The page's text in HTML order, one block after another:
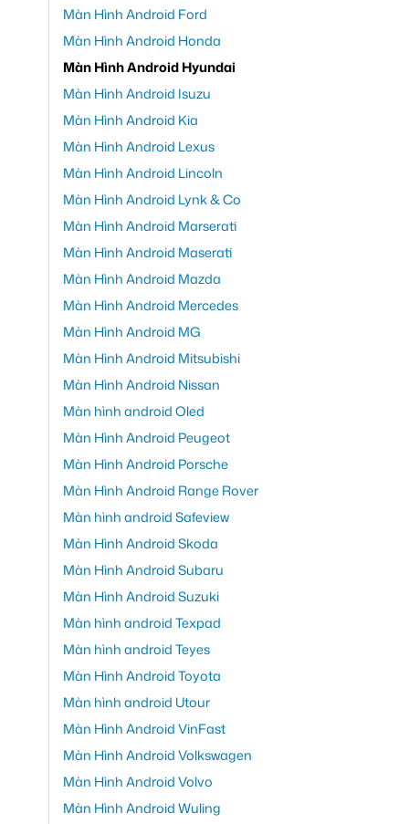
Màn Hình Android Ford
Màn Hình Android Honda
Màn Hình Android Hyundai
Màn Hình Android Isuzu
Màn Hình Android Kia
Màn Hình Android Lexus
Màn Hình Android Lincoln
Màn Hình Android Lynk & Co
Màn Hình Android Marserati
Màn Hình Android Maserati
Màn Hình Android Mazda
Màn Hình Android Mercedes
Màn Hình Android MG
Màn Hình Android Mitsubishi
Màn Hình Android Nissan
Màn hình android Oled
Màn Hình Android Peugeot
Màn Hình Android Porsche
Màn Hình Android Range Rover
Màn hình android Safeview
Màn Hình Android Skoda
Màn Hình Android Subaru
Màn Hình Android Suzuki
Màn hình android Texpad
Màn hình android Teyes
Màn Hình Android Toyota
Màn hình android Utour
Màn Hình Android VinFast
Màn Hình Android Volkswagen
Màn Hình Android Volvo
Màn Hình Android Wuling